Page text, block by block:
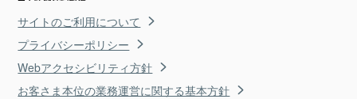
サイトのご利用について
プライバシーポリシー
Webアクセシビリティ方針
お客さま本位の業務運営に関する基本方針